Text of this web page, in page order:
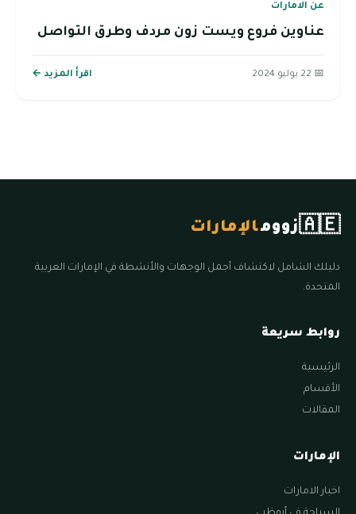
عن الامارات
عناوين فروع ويست زون مردف وطرق التواصل
📅 22 يوليو 2024 اقرأ المزيد ←
🇦🇪زوومالإمارات
دليلك الشامل لاكتشاف أجمل الوجهات والأنشطة في الإمارات العربية
المتحدة.
روابط سريعة
الرئيسية
الأقسام
المقالات
الإمارات
اخبار الامارات